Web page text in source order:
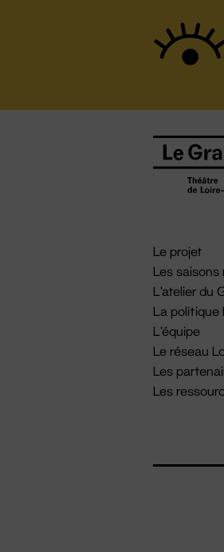
Le projet
Les saisons
L'atelier du
La politique
L'équipe
Le réseau
Les
Les